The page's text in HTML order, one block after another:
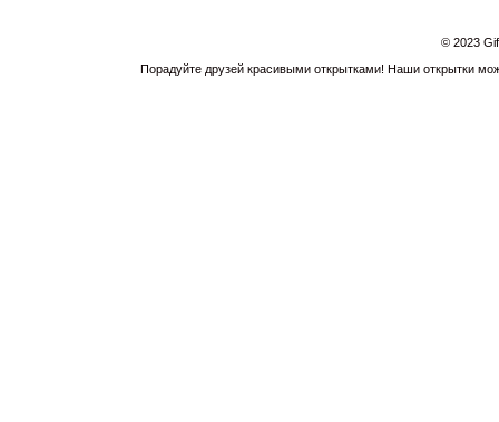
© 2023
Порадуйте друзей красивыми открытками! Наши открытки